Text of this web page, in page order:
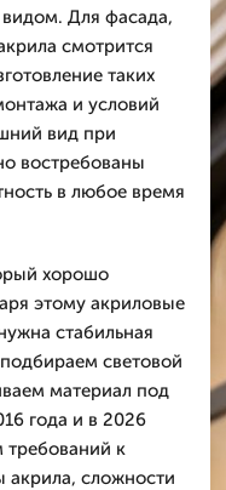
Для фасада,
смотрится
таких
и условий
вид при
востребованы
в любое время
хорошо
этому акриловые
стабильная
световой
материал под
года и в 2026
требований к
акрила, сложности